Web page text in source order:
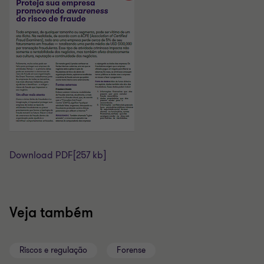
Download PDF [257 kb]
Veja também
Riscos e regulação Forense